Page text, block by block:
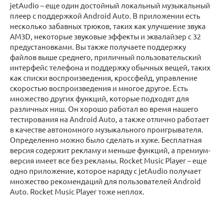
jetAudio – еще один достойный локальный музыкальный
плеер с поддержкой Android Auto. В приложении есть
несколько забавных трюков, таких как улучшение звука
AM3D, некоторые звуковые эффекты и эквалайзер с 32
предустановками. Вы также получаете поддержку
файлов выше среднего, приличный пользовательский
интерфейс телефона и поддержку обычных вещей, таких
как списки воспроизведения, кроссфейд, управление
скоростью воспроизведения и многое другое. Есть
множество других функций, которые подходят для
различных ниш. Он хорошо работал во время нашего
тестирования на Android Auto, а также отлично работает
в качестве автономного музыкального проигрывателя.
Определенно можно было сделать и хуже. Бесплатная
версия содержит рекламу и меньше функций, а премиум-
версия имеет все без рекламы. Rocket Music Player – еще
одно приложение, которое наряду с jetAudio получает
множество рекомендаций для пользователей Android
Auto. Rocket Music Player тоже неплох.